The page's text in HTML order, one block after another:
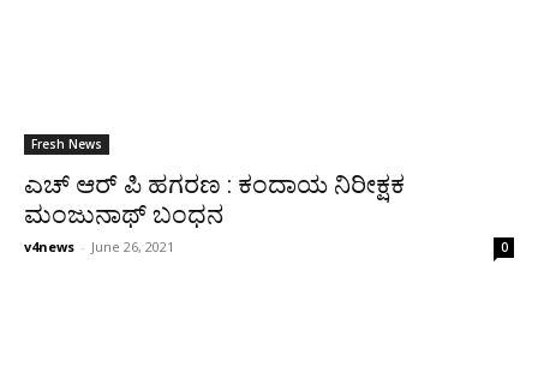
Fresh News
ಎಚ್ ಆರ್ ಪಿ ಹಗರಣ : ಕಂದಾಯ ನಿರೀಕ್ಷಕ
ಮಂಜುನಾಥ್ ಬಂಧನ
v4news - June 26, 2021 0